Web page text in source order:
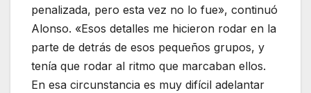
penalizada, pero esta vez no lo fue», continuó
Alonso. «Esos detalles me hicieron rodar en la
parte de detrás de esos pequeños grupos, y
tenía que rodar al ritmo que marcaban ellos.
En esa circunstancia es muy difícil adelantar